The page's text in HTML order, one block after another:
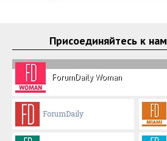
Присоединяйтесь к
ForumDaily Woman
ForumDaily